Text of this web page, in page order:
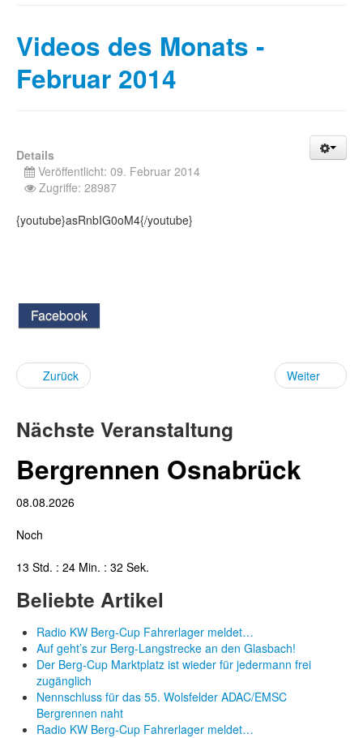
Videos des Monats -
Februar 2014
Details
Veröffentlicht: 09. Februar 2014
Zugriffe: 28987
{youtube}asRnbIG0oM4{/youtube}
Facebook
Zurück Weiter
Nächste Veranstaltung
Bergrennen Osnabrück
08.08.2026
Noch
13 Std. : 24 Min. : 31 Sek.
Beliebte Artikel
Radio KW Berg-Cup Fahrerlager meldet…
Auf geht’s zur Berg-Langstrecke an den Glasbach!
Der Berg-Cup Marktplatz ist wieder für jedermann frei
zugänglich
Nennschluss für das 55. Wolsfelder ADAC/EMSC
Bergrennen naht
Radio KW Berg-Cup Fahrerlager meldet…